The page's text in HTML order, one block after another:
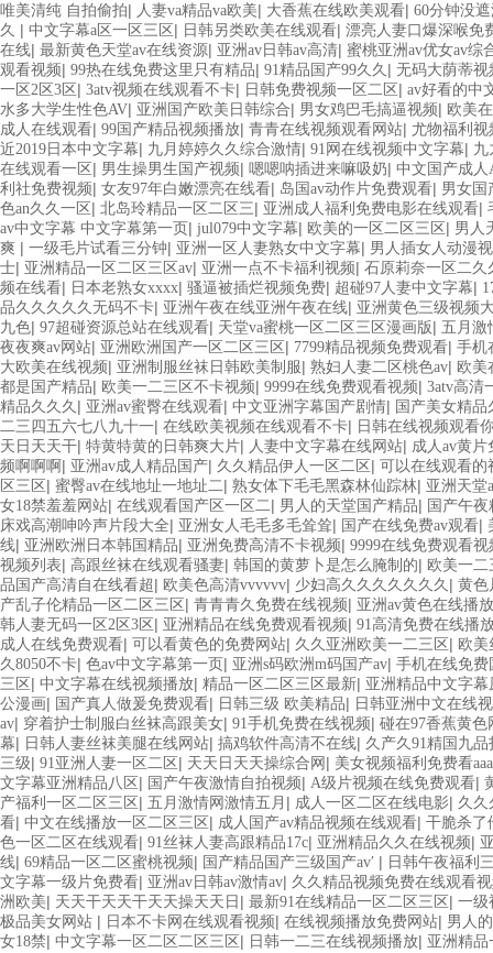
唯美清纯 自拍偷拍| 人妻va精品va欧美| 大香蕉在线欧美观看| 60分钟没
久 | 中文字幕a区一区三区 | 日韩另类欧美在线观看| 漂亮人妻口爆深喉免
在线| 最新黄色天堂av在线资源| 亚洲av日韩av高清| 蜜桃亚洲av优女av综
观看视频| 99热在线免费这里只有精品| 91精品国产99久久 | 无码大荫蒂视
一区2区3区 | 3atv视频在线观看不卡| 日韩免费视频一区二区 | av好看的中
水多大学生性色AV| 亚洲国产欧美日韩综合| 男女鸡巴毛搞逼视频| 欧美
成人在线观看| 99国产精品视频播放| 青青在线视频观看网站| 尤物福利
近2019日本中文字幕| 九月婷婷久久综合激情| 91网在线视频中文字幕| 九
在线观看一区 | 男生操男生国产视频| 嗯嗯呐插进来嘛吸奶| 中文国产成
利社免费视频| 女友97年白嫩漂亮在线看| 岛国av动作片免费观看| 男女国
色an久久一区 | 北岛玲精品一区二区三| 亚洲成人福利免费电影在线观看|
av中文字幕 中文字幕第一页 | jul079中文字幕| 欧美的一区二区三区 | 男人
爽 | 一级毛片试看三分钟| 亚洲一区人妻熟女中文字幕| 男人插女人动漫
士| 亚洲精品一区二区三区av| 亚洲一点不卡福利视频| 石原莉奈一区二久
频在线看| 日本老熟女xxxx| 骚逼被插烂视频免费| 超碰97人妻中文字幕|
品久久久久久无码不卡| 亚洲午夜在线亚洲午夜在线| 亚洲黄色三级视频
九色| 97超碰资源总站在线观看| 天堂va蜜桃一区二区三区漫画版 | 五月激
夜夜爽av网站| 亚洲欧洲国产一区二区三区 | 7799精品视频免费观看| 手机
大欧美在线视频| 亚洲制服丝袜日韩欧美制服| 熟妇人妻二区桃色av| 欧美
都是国产精品| 欧美一二三区不卡视频| 9999在线免费观看视频| 3atv高清
精品久久久 | 亚洲av蜜臀在线观看| 中文亚洲字幕国产剧情| 国产美女精
二三四五六七八九十一| 在线欧美视频在线观看不卡| 日韩在线视频观看
天日天天干| 特黄特黄的日韩爽大片| 人妻中文字幕在线网站| 成人av黄
频啊啊啊 | 亚洲av成人精品国产| 久久精品伊人一区二区 | 可以在线观看的
区三区 | 蜜臀av在线地址一地址二| 熟女体下毛毛黑森林仙踪林| 亚洲天堂
女18禁羞羞网站| 在线观看国产区一区二| 男人的天堂国产精品| 国产午
床戏高潮呻吟声片段大全| 亚洲女人毛毛多毛耸耸| 国产在线免费av观看|
线| 亚洲欧洲日本韩国精品| 亚洲免费高清不卡视频| 9999在线免费观看视
视频列表| 高跟丝袜在线观看骚妻| 韩国的黄萝卜是怎么腌制的| 欧美一
品国产高清自在线看超 | 欧美色高清vvvvvv| 少妇高久久久久久久久 | 黄色
产乱子伦精品一区二区三区 | 青青青久免费在线视频| 亚洲av黄色在线播放
韩人妻无码一区2区3区 | 亚洲精品在线免费观看视频| 91高清免费在线播
成人在线免费观看| 可以看黄色的免费网站| 久久亚洲欧美一二三区 | 欧美
久8050不卡| 色av中文字幕第一页 | 亚洲s码欧洲m码国产av| 手机在线免费
三区 | 中文字幕在线视频播放| 精品一区二区三区最新| 亚洲精品中文字幕
公漫画| 国产真人做爰免费观看| 日韩三级 欧美精品| 日韩亚洲中文在线
av| 穿着护士制服白丝袜高跟美女| 91手机免费在线视频| 碰在97香蕉黄色
幕| 日韩人妻丝袜美腿在线网站| 搞鸡软件高清不在线| 久产久91精国九品
三级| 91亚洲人妻一区二区 | 天天日天天操综合网 | 美女视频福利免费看aaa
文字幕亚洲精品八区 | 国产午夜激情自拍视频| A级片视频在线免费观看|
产福利一区二区三区 | 五月激情网激情五月 | 成人一区二区在线电影| 久久
看| 中文在线播放一区二区三区 | 成人国产av精品视频在线观看| 干脆杀了
色一区二区在线观看| 91丝袜人妻高跟精品17c| 亚洲精品久久在线视频|
线| 69精品一区二区蜜桃视频| 国产精品国产三级国产av′ | 日韩午夜福利
文字幕一级片免费看| 亚洲av日韩av激情av| 久久精品视频免费在线观看
洲欧美| 天天干天天干天天操天天日 | 最新91在线精品一区二区三区 | 一级
极品美女网站 | 日本不卡网在线观看视频| 在线视频播放免费网站| 男人
女18禁| 中文字幕一区二区二区三区 | 日韩一二三在线视频播放| 亚洲精品